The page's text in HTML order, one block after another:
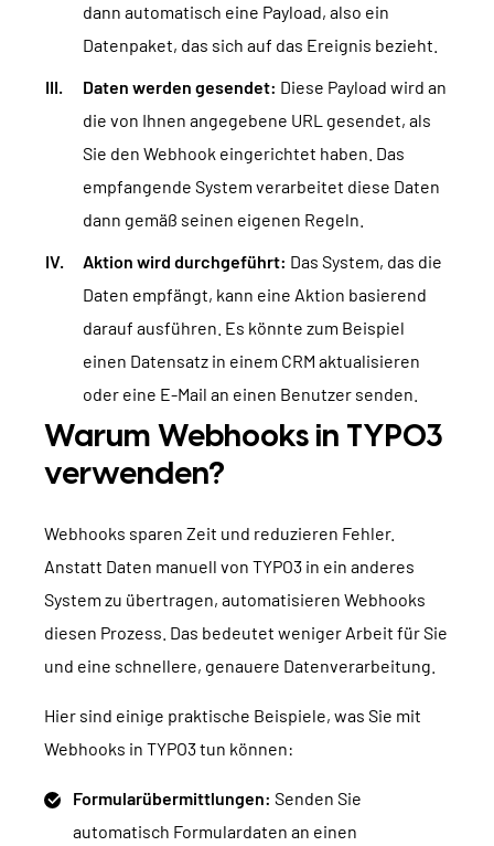
dann automatisch eine Payload, also ein
Datenpaket, das sich auf das Ereignis bezieht.
Daten werden gesendet: Diese Payload wird an
die von Ihnen angegebene URL gesendet, als
Sie den Webhook eingerichtet haben. Das
empfangende System verarbeitet diese Daten
dann gemäß seinen eigenen Regeln.
Aktion wird durchgeführt: Das System, das die
Daten empfängt, kann eine Aktion basierend
darauf ausführen. Es könnte zum Beispiel
einen Datensatz in einem CRM aktualisieren
oder eine E-Mail an einen Benutzer senden.
Warum Webhooks in TYPO3
verwenden?
Webhooks sparen Zeit und reduzieren Fehler.
Anstatt Daten manuell von TYPO3 in ein anderes
System zu übertragen, automatisieren Webhooks
diesen Prozess. Das bedeutet weniger Arbeit für Sie
und eine schnellere, genauere Datenverarbeitung.
Hier sind einige praktische Beispiele, was Sie mit
Webhooks in TYPO3 tun können:
Formularübermittlungen: Senden Sie
automatisch Formulardaten an einen